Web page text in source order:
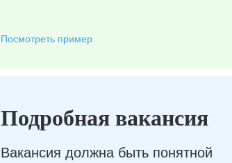
Посмотреть пример
Подробная вакансия
Вакансия должна быть понятной